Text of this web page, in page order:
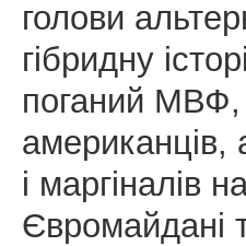
голови
гібридну
поганий МВФ,
американців,
і маргіналів
Євромайдані